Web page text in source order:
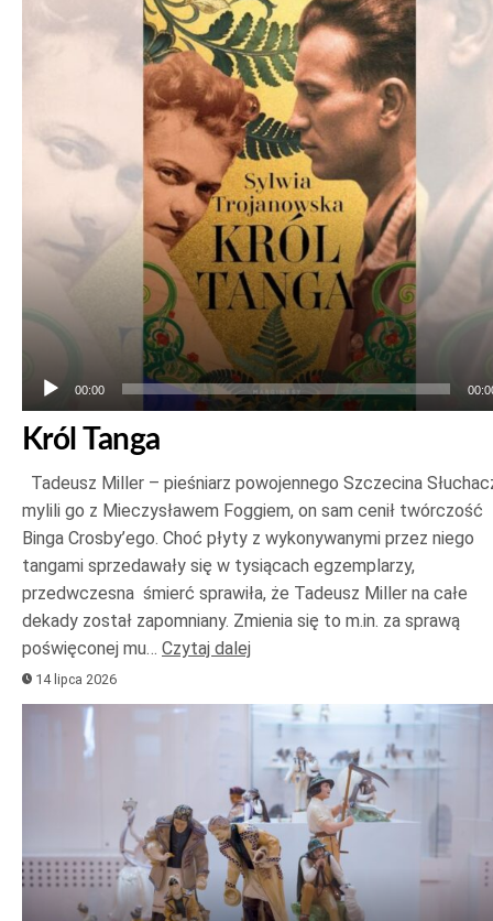
plików
00:00
Król Tanga
Tadeusz Miller – pieśniarz powojennego Szczecina
mylili go z Mieczysławem Foggiem, on sam cenił twórczość
Binga Crosby’ego. Choć płyty z wykonywanymi przez niego
tangami sprzedawały się w tysiącach egzemplarzy,
przedwczesna śmierć sprawiła, że Tadeusz Miller na całe
dekady został zapomniany. Zmienia się to m.in. za sprawą
poświęconej mu… Czytaj dalej
14 lipca 2026
Odtwarzacz